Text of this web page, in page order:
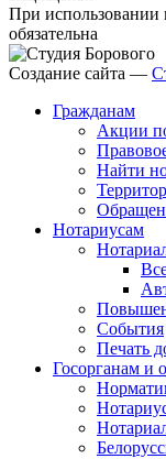
При использовании
обязательна
Создание сайта —
Гражданам
Акции
Найти
Нотариусам
События
Печать
Госорганам и